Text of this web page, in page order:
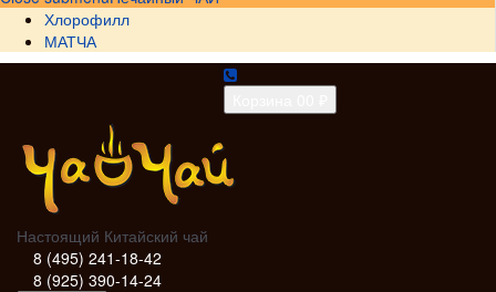
Хлорофилл
МАТЧА
Настоящий Китайский чай
8 (495) 241-18-42
8 (925) 390-14-24